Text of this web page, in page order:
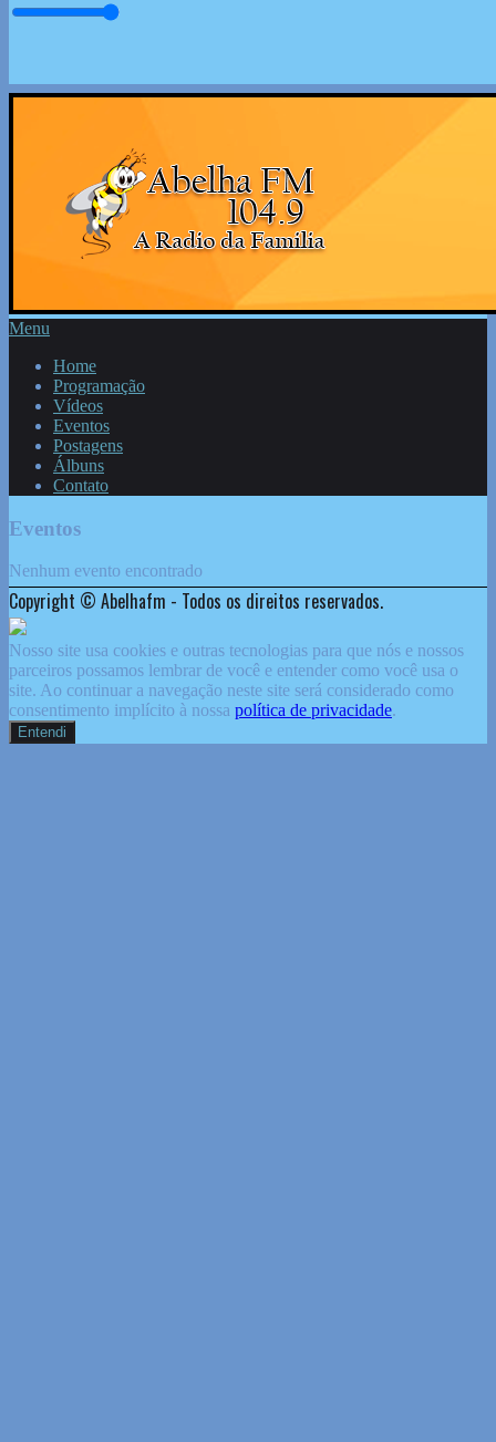
Menu
Home
Programação
Vídeos
Eventos
Postagens
Álbuns
Contato
Eventos
Nenhum evento encontrado
Copyright © Abelhafm - Todos os direitos reservados.
Nosso site usa cookies e outras tecnologias para que nós e nossos
parceiros possamos lembrar de você e entender como você usa o
site. Ao continuar a navegação neste site será considerado como
consentimento implícito à nossa política de privacidade.
Entendi